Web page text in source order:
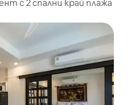
с 2 спални край плажа